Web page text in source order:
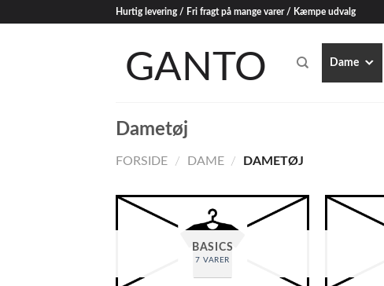
Hurtig levering / Fri fragt på mange varer / Kæmpe udvalg
Dame
Dametøj
FORSIDE / DAME / DAMETØJ
BASICS
7 VARER